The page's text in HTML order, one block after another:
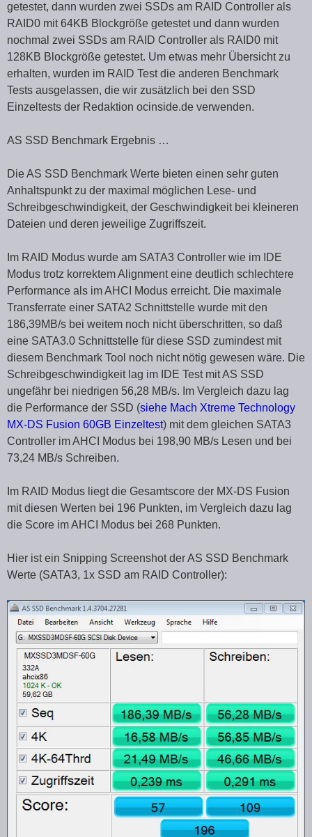
getestet, dann wurden zwei SSDs am RAID Controller als
RAID0 mit 64KB Blockgröße getestet und dann wurden
nochmal zwei SSDs am RAID Controller als RAID0 mit
128KB Blockgröße getestet. Um etwas mehr Übersicht zu
erhalten, wurden im RAID Test die anderen Benchmark
Tests ausgelassen, die wir zusätzlich bei den SSD
Einzeltests der Redaktion ocinside.de verwenden.
AS SSD Benchmark Ergebnis …
Die AS SSD Benchmark Werte bieten einen sehr guten
Anhaltspunkt zu der maximal möglichen Lese- und
Schreibgeschwindigkeit, der Geschwindigkeit bei kleineren
Dateien und deren jeweilige Zugriffszeit.
Im RAID Modus wurde am SATA3 Controller wie im IDE
Modus trotz korrektem Alignment eine deutlich schlechtere
Performance als im AHCI Modus erreicht. Die maximale
Transferrate einer SATA2 Schnittstelle wurde mit den
186,39MB/s bei weitem noch nicht überschritten, so daß
eine SATA3.0 Schnittstelle für diese SSD zumindest mit
diesem Benchmark Tool noch nicht nötig gewesen wäre. Die
Schreibgeschwindigkeit lag im IDE Test mit AS SSD
ungefähr bei niedrigen 56,28 MB/s. Im Vergleich dazu lag
die Performance der SSD (siehe Mach Xtreme Technology
MX-DS Fusion 60GB Einzeltest) mit dem gleichen SATA3
Controller im AHCI Modus bei 198,90 MB/s Lesen und bei
73,24 MB/s Schreiben.
Im RAID Modus liegt die Gesamtscore der MX-DS Fusion
mit diesen Werten bei 196 Punkten, im Vergleich dazu lag
die Score im AHCI Modus bei 268 Punkten.
Hier ist ein Snipping Screenshot der AS SSD Benchmark
Werte (SATA3, 1x SSD am RAID Controller):